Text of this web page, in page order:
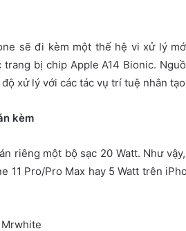
sẽ đi kèm một thế hệ vi xử lý
bị chip Apple A14 Bionic.
xử lý với các tác vụ trí tuệ nhân tạo
kèm
riêng một bộ sạc 20 Watt. Như
11 Pro/Pro Max hay 5 Watt trên